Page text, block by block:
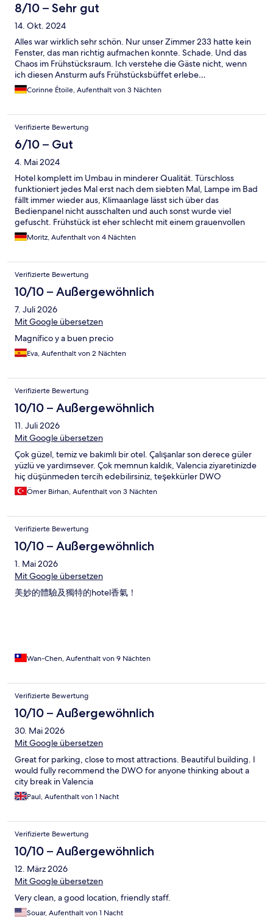
8/10 – Sehr gut
14. Okt. 2024
Alles war wirklich sehr schön. Nur unser Zimmer 233 hatte kein
Fenster, das man richtig aufmachen konnte. Schade. Und das
Chaos im Frühstücksraum. Ich verstehe die Gäste nicht, wenn
ich diesen Ansturm aufs Frühstücksbüffet erlebe…
Corinne Étoile, Aufenthalt von 3 Nächten
Verifizierte Bewertung
6/10 – Gut
4. Mai 2024
Hotel komplett im Umbau in minderer Qualität. Türschloss
funktioniert jedes Mal erst nach dem siebten Mal, Lampe im Bad
fällt immer wieder aus, Klimaanlage lässt sich über das
Bedienpanel nicht ausschalten und auch sonst wurde viel
gefuscht. Frühstück ist eher schlecht mit einem grauenvollen
Kaffee. Der Rest ist nichts besonderes und auch qualitativ auf
dem Niveau des Gebäudes.
Moritz, Aufenthalt von 4 Nächten
Verifizierte Bewertung
10/10 – Außergewöhnlich
7. Juli 2026
Mit Google übersetzen
Magnífico y a buen precio
Eva, Aufenthalt von 2 Nächten
Verifizierte Bewertung
10/10 – Außergewöhnlich
11. Juli 2026
Mit Google übersetzen
Çok güzel, temiz ve bakımlı bir otel. Çalışanlar son derece güler
yüzlü ve yardımsever. Çok memnun kaldık, Valencia ziyaretinizde
hiç düşünmeden tercih edebilirsiniz, teşekkürler DWO
Ömer Birhan, Aufenthalt von 3 Nächten
Verifizierte Bewertung
10/10 – Außergewöhnlich
1. Mai 2026
Mit Google übersetzen
美妙的體驗及獨特的hotel香氣！
Wan-Chen, Aufenthalt von 9 Nächten
Verifizierte Bewertung
10/10 – Außergewöhnlich
30. Mai 2026
Mit Google übersetzen
Great for parking, close to most attractions. Beautiful building. I
would fully recommend the DWO for anyone thinking about a
city break in Valencia
Paul, Aufenthalt von 1 Nacht
Verifizierte Bewertung
10/10 – Außergewöhnlich
12. März 2026
Mit Google übersetzen
Very clean, a good location, friendly staff.
Souar, Aufenthalt von 1 Nacht